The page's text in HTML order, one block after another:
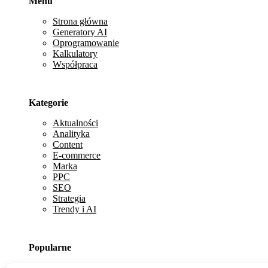
Strona główna
Generatory AI
Oprogramowanie
Kalkulatory
Współpraca
Kategorie
Aktualności
Analityka
Content
E-commerce
Marka
PPC
SEO
Strategia
Trendy i AI
Popularne